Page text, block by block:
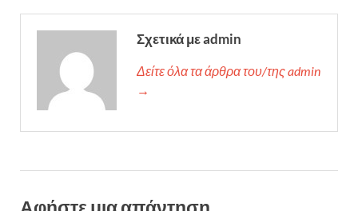
Σχετικά με admin
Δείτε όλα τα άρθρα του/της admin
→